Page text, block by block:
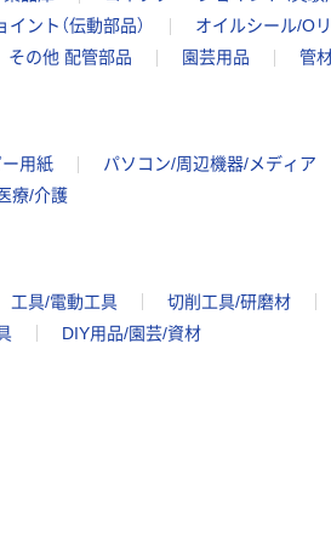
ント（伝動部品） オイルシール/O
その他 配管部品 園芸用品 管
ー用紙 パソコン/周辺機器/メディア
療/介護
工具/電動工具 切削工具/研磨材
DIY用品/園芸/資材